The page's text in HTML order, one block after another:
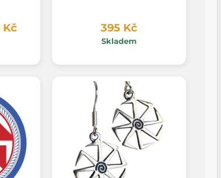
Kč 395 Kč
Skladem